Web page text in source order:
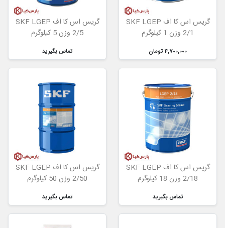
گریس اس کا اف SKF LGEP
2/1 وزن 1 کیلوگرم
4,700,000 تومان
گریس اس کا اف SKF LGEP
2/5 وزن 5 کیلوگرم
تماس بگیرید
گریس اس کا اف SKF LGEP
2/18 وزن 18 کیلوگرم
تماس بگیرید
گریس اس کا اف SKF LGEP
2/50 وزن 50 کیلوگرم
تماس بگیرید